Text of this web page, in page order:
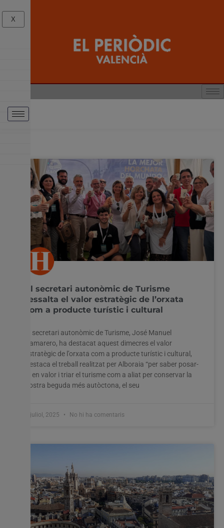
El secretari autonòmic de Turisme
ressalta el valor estratègic de l’orxata
com a producte turístic i cultural
El secretari autonòmic de Turisme, José Manuel
Camarero, ha destacat aquest dimecres el valor
estratègic de l’orxata com a producte turístic i cultural,
Destaca el treball realitzat per Alboraia “per saber posar-
la en valor i triar el turisme com a aliat per conservar la
nostra beguda més autòctona, el seu
9 juliol, 2025 No hi ha comentaris